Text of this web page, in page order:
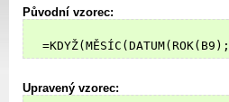
Původní vzorec:
Upravený vzorec: